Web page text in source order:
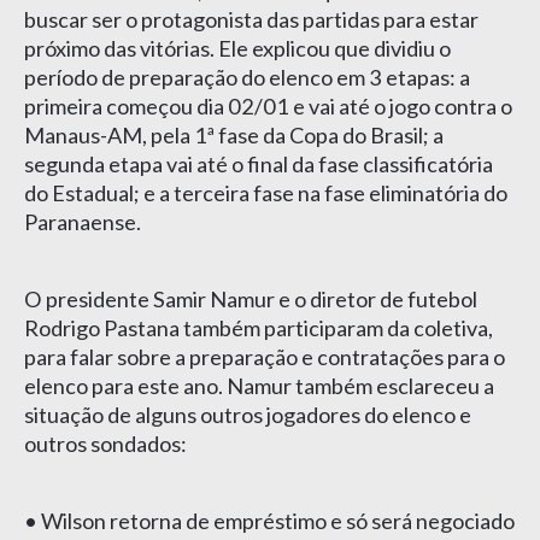
buscar ser o protagonista das partidas para estar
próximo das vitórias. Ele explicou que dividiu o
período de preparação do elenco em 3 etapas: a
primeira começou dia 02/01 e vai até o jogo contra o
Manaus-AM, pela 1ª fase da Copa do Brasil; a
segunda etapa vai até o final da fase classificatória
do Estadual; e a terceira fase na fase eliminatória do
Paranaense.
O presidente Samir Namur e o diretor de futebol
Rodrigo Pastana também participaram da coletiva,
para falar sobre a preparação e contratações para o
elenco para este ano. Namur também esclareceu a
situação de alguns outros jogadores do elenco e
outros sondados:
• Wilson retorna de empréstimo e só será negociado